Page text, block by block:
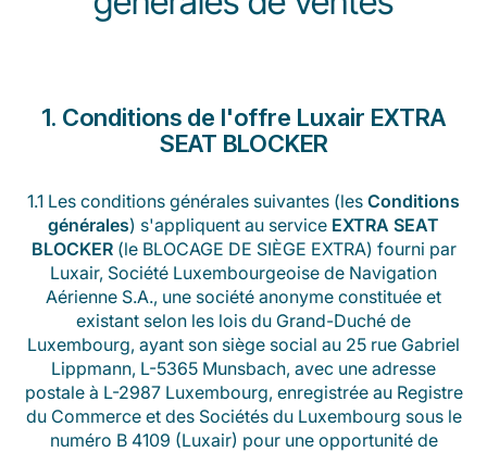
1. Conditions de l'offre Luxair EXTRA
SEAT BLOCKER
1.1 Les conditions générales suivantes (les Conditions
générales) s'appliquent au service EXTRA SEAT
BLOCKER(le BLOCAGE DE SIÈGE EXTRA) fourni par
Luxair, Société Luxembourgeoise de Navigation
Aérienne S.A., une société anonyme constituée et
existant selon les lois du Grand-Duché de
Luxembourg, ayant son siège social au 25 rue Gabriel
Lippmann, L-5365 Munsbach, avec une adresse
postale à L-2987 Luxembourg, enregistrée au Registre
du Commerce et des Sociétés du Luxembourg sous le
numéro B 4109 (Luxair) pour une opportunité de